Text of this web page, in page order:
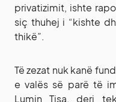
privatizimit, ishte
siç thuhej i “kishte
thikë”.
Të zezat nuk kanë
e valës së parë të
Lumin Tisa, deri